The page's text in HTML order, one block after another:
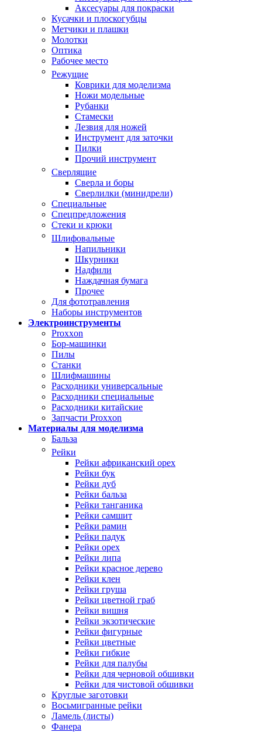
Аксесуары для покраски
Кусачки и плоскогубцы
Метчики и плашки
Молотки
Оптика
Рабочее место
Режущие
Коврики для моделизма
Ножи модельные
Рубанки
Стамески
Лезвия для ножей
Инструмент для заточки
Пилки
Прочий инструмент
Сверлящие
Сверла и боры
Сверлилки (минидрели)
Специальные
Спецпредложения
Стеки и крюки
Шлифовальные
Напильники
Шкурники
Надфили
Наждачная бумага
Прочее
Для фототравления
Наборы инструментов
Электроинструменты
Proxxon
Бор-машинки
Пилы
Станки
Шлифмашины
Расходники универсальные
Расходники специальные
Расходники китайские
Запчасти Proxxon
Материалы для моделизма
Бальза
Рейки
Рейки африканский орех
Рейки бук
Рейки дуб
Рейки бальза
Рейки танганика
Рейки самшит
Рейки рамин
Рейки падук
Рейки орех
Рейки липа
Рейки красное дерево
Рейки клен
Рейки груша
Рейки цветной граб
Рейки вишня
Рейки экзотические
Рейки фигурные
Рейки цветные
Рейки гибкие
Рейки для палубы
Рейки для черновой обшивки
Рейки для чистовой обшивки
Круглые заготовки
Восьмигранные рейки
Ламель (листы)
Фанера